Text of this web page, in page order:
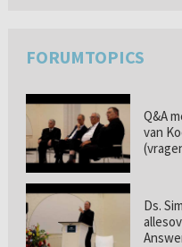
FORUMTOPICS
Q&A
van
Ds.